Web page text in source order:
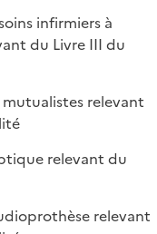
infirmiers à
du Livre III du
relevant
relevant du
relevant